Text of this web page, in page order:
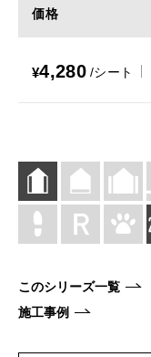
価格
¥4,280 /シート
このシリーズ一覧
施工事例